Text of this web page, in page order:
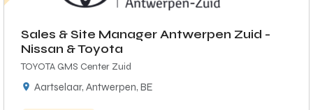
Sales & Site Manager Antwerpen Zuid -
Nissan & Toyota
TOYOTA GMS Center Zuid
Aartselaar, Antwerpen, BE